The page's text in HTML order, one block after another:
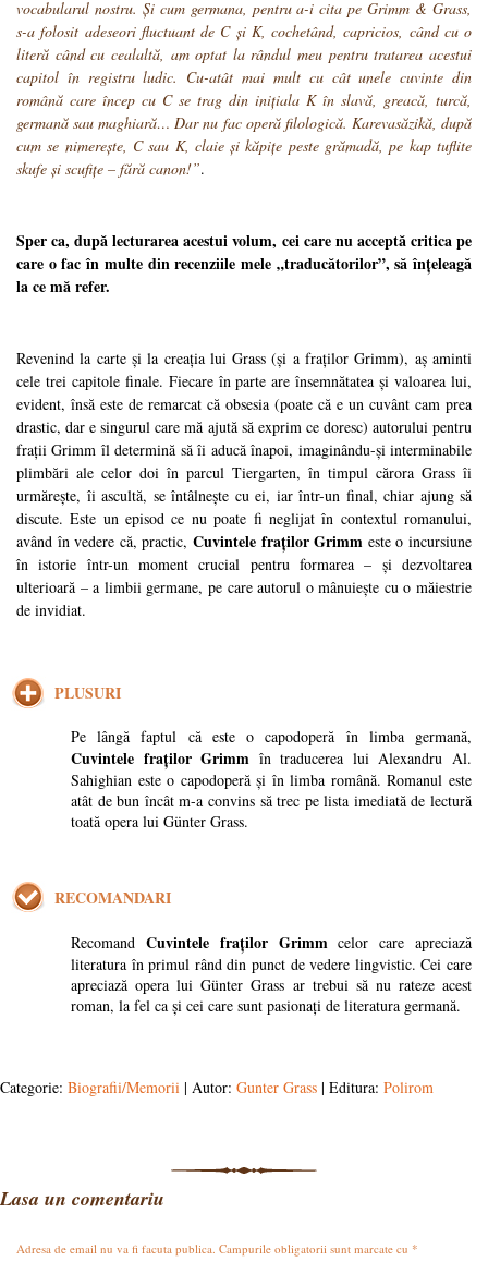
vocabularul nostru. Și cum germana, pentru a-i cita pe Grimm & Grass,
s-a folosit adeseori fluctuant de C și K, cochetând, capricios, când cu o
literă când cu cealaltă, am optat la rândul meu pentru tratarea acestui
capitol în registru ludic. Cu-atât mai mult cu cât unele cuvinte din
română care încep cu C se trag din inițiala K în slavă, greacă, turcă,
germană sau maghiară… Dar nu fac operă filologică. Karevasăzikă, după
cum se nimerește, C sau K, claie și kăpițe peste grămadă, pe kap tuflite
skufe și scufițe – fără canon!”.
Sper ca, după lecturarea acestui volum, cei care nu acceptă critica pe
care o fac în multe din recenziile mele „traducătorilor”, să înțeleagă
la ce mă refer.
Revenind la carte și la creația lui Grass (și a fraților Grimm), aș aminti
cele trei capitole finale. Fiecare în parte are însemnătatea și valoarea lui,
evident, însă este de remarcat că obsesia (poate că e un cuvânt cam prea
drastic, dar e singurul care mă ajută să exprim ce doresc) autorului pentru
frații Grimm îl determină să îi aducă înapoi, imaginându-și interminabile
plimbări ale celor doi în parcul Tiergarten, în timpul cărora Grass îi
urmărește, îi ascultă, se întâlnește cu ei, iar într-un final, chiar ajung să
discute. Este un episod ce nu poate fi neglijat în contextul romanului,
având în vedere că, practic, Cuvintele fraților Grimm este o incursiune
în istorie într-un moment crucial pentru formarea – și dezvoltarea
ulterioară – a limbii germane, pe care autorul o mânuiește cu o măiestrie
de invidiat.
PLUSURI
Pe lângă faptul că este o capodoperă în limba germană,
Cuvintele fraților Grimm în traducerea lui Alexandru Al.
Sahighian este o capodoperă și în limba română. Romanul este
atât de bun încât m-a convins să trec pe lista imediată de lectură
toată opera lui Günter Grass.
RECOMANDARI
Recomand Cuvintele fraților Grimmcelor care apreciază
literatura în primul rând din punct de vedere lingvistic. Cei care
apreciază opera lui Günter Grass ar trebui să nu rateze acest
roman, la fel ca și cei care sunt pasionați de literatura germană.
Categorie: Biografii/Memorii | Autor: Gunter Grass | Editura: Polirom
Lasa un comentariu
Adresa de email nu va fi facuta publica. Campurile obligatorii sunt marcate cu *